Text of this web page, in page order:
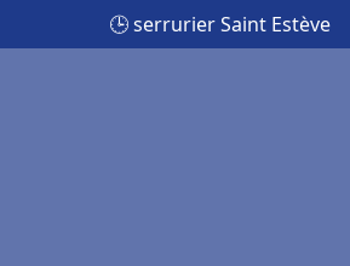
🕒 serrurier Saint Estève